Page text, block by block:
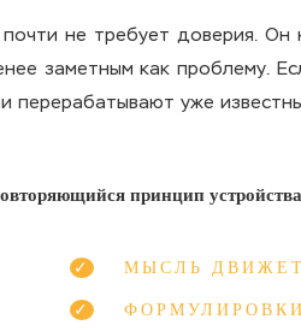
не требует доверия.
заметным как проблему.
перерабатывают уже
принцип
МЫСЛЬ